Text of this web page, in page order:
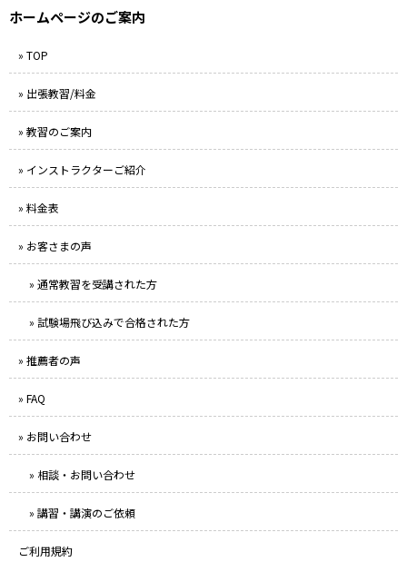
ホームページのご案内
» TOP
» 出張教習/料金
» 教習のご案内
» インストラクターご紹介
» 料金表
» お客さまの声
» 通常教習を受講された方
» 試験場飛び込みで合格された方
» 推薦者の声
» FAQ
» お問い合わせ
» 相談・お問い合わせ
» 講習・講演のご依頼
ご利用規約